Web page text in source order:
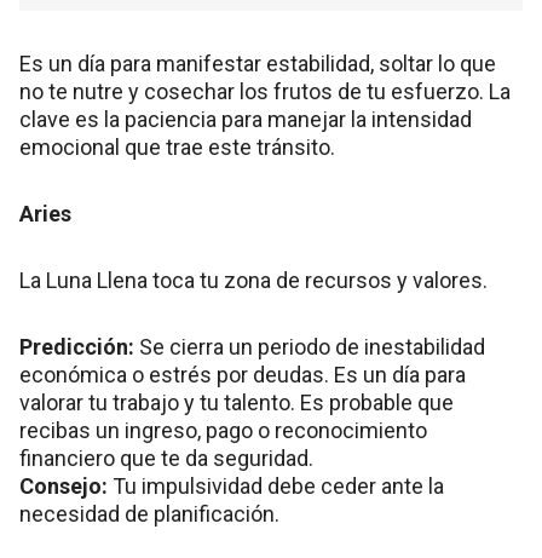
Es un día para manifestar estabilidad, soltar lo que
no te nutre y cosechar los frutos de tu esfuerzo. La
clave es la paciencia para manejar la intensidad
emocional que trae este tránsito.
Aries
La Luna Llena toca tu zona de recursos y valores.
Predicción: Se cierra un periodo de inestabilidad
económica o estrés por deudas. Es un día para
valorar tu trabajo y tu talento. Es probable que
recibas un ingreso, pago o reconocimiento
financiero que te da seguridad.
Consejo: Tu impulsividad debe ceder ante la
necesidad de planificación.